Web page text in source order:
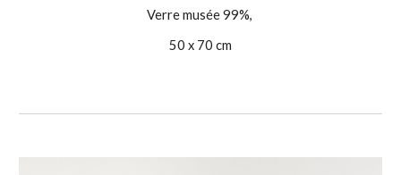
Verre musée 99%,
50 x 70 cm